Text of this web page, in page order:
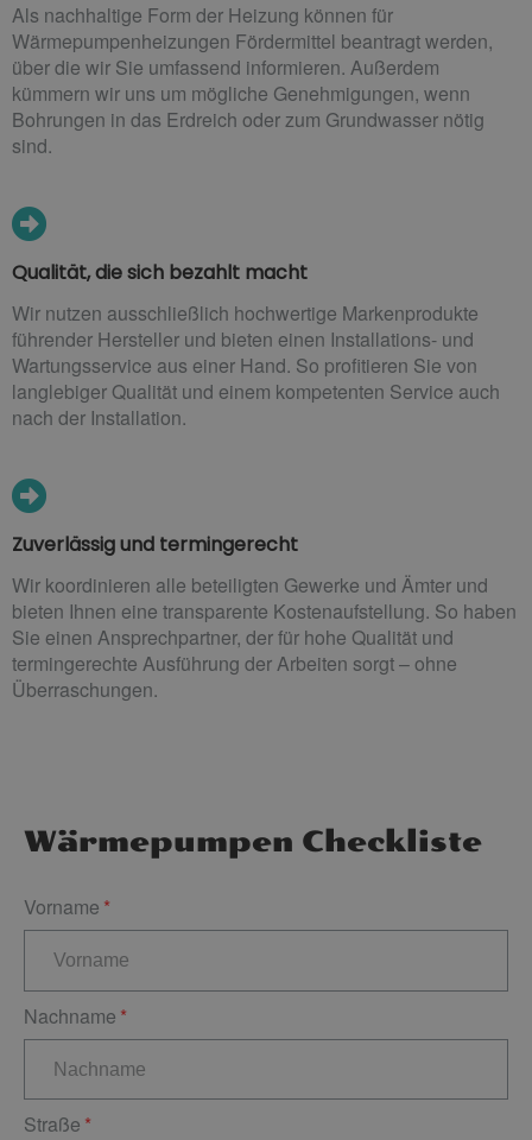
Als nachhaltige Form der Heizung können für
Wärmepumpenheizungen Fördermittel beantragt werden,
über die wir Sie umfassend informieren. Außerdem
kümmern wir uns um mögliche Genehmigungen, wenn
Bohrungen in das Erdreich oder zum Grundwasser nötig
sind.
Qualität, die sich bezahlt macht
Wir nutzen ausschließlich hochwertige Markenprodukte
führender Hersteller und bieten einen Installations- und
Wartungsservice aus einer Hand. So profitieren Sie von
langlebiger Qualität und einem kompetenten Service auch
nach der Installation.
Zuverlässig und termingerecht
Wir koordinieren alle beteiligten Gewerke und Ämter und
bieten Ihnen eine transparente Kostenaufstellung. So haben
Sie einen Ansprechpartner, der für hohe Qualität und
termingerechte Ausführung der Arbeiten sorgt – ohne
Überraschungen.
Wärmepumpen Checkliste
Vorname
Nachname
Straße